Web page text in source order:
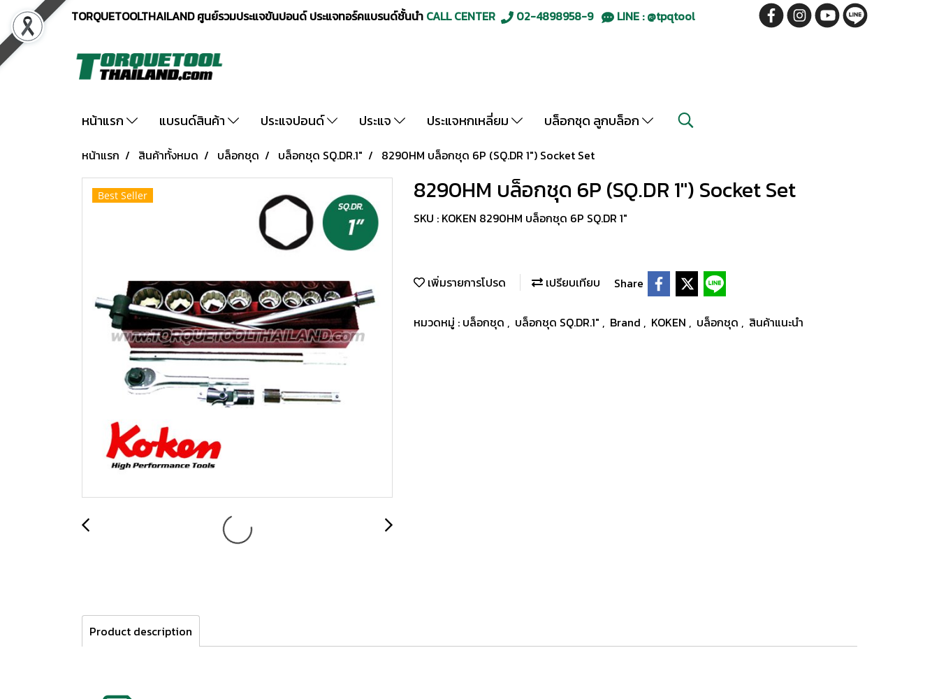
TORQUETOOLTHAILAND ศูนย์รวมประแจขันปอนด์ ประแจทอร์คแบรนด์ชั้นนำ CALL CENTER 02-4898958-9 LINE : @tpqtool
หน้าแรก แบรนด์สินค้า ประแจปอนด์ ประแจ ประแจหกเหลี่ยม บล็อกชุด ลูกบล็อก
หน้าแรก สินค้าทั้งหมด บล็อกชุด บล็อกชุด SQ.DR.1" 8290HM บล็อกชุด 6P (SQ.DR 1") Socket Set
Best Seller 8290HM บล็อกชุด 6P (SQ.DR 1") Socket Set
SKU : KOKEN 8290HM บล็อกชุด 6P SQ.DR 1"
เพิ่มรายการโปรด เปรียบเทียบ Share
หมวดหมู่ : บล็อกชุด , บล็อกชุด SQ.DR.1" , Brand , KOKEN , บล็อกชุด , สินค้าแนะนำ
Product description